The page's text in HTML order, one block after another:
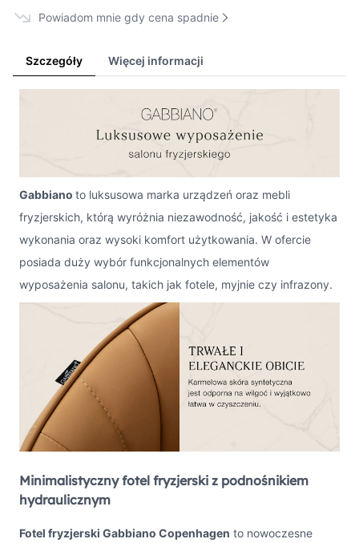
Powiadom mnie gdy cena spadnie
Szczegóły Więcej informacji
Gabbiano to luksusowa marka urządzeń oraz mebli
fryzjerskich, którą wyróżnia niezawodność, jakość i estetyka
wykonania oraz wysoki komfort użytkowania. W ofercie
posiada duży wybór funkcjonalnych elementów
wyposażenia salonu, takich jak fotele, myjnie czy infrazony.
Minimalistyczny fotel fryzjerski z podnośnikiem
hydraulicznym
Fotel fryzjerski Gabbiano Copenhagen to nowoczesne